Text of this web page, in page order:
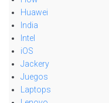
Huawei
India
Intel
iOS
Jackery
Juegos
Laptops